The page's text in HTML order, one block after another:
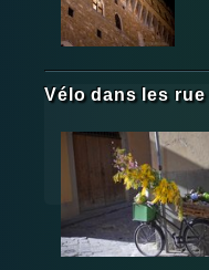
Vélo dans les